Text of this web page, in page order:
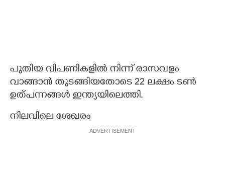
പുതിയ വിപണികളിൽ നിന്ന് രാസവളം
വാങ്ങാൻ തുടങ്ങിയതോടെ 22 ലക്ഷം ടൺ
ഉത്പന്നങ്ങൾ ഇന്ത്യയിലെത്തി.
നിലവിലെ ശേഖരം
ADVERTISEMENT